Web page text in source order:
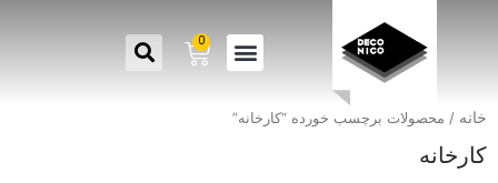
0
خانه / محصولات برچسب خورده “کارخانه”
کارخانه